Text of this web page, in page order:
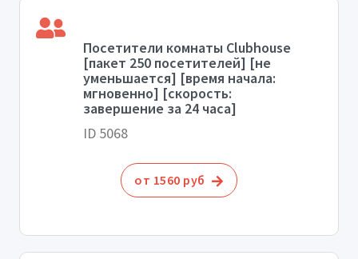
Посетители комнаты Clubhouse
[пакет 250 посетителей] [не
уменьшается] [время начала:
мгновенно] [скорость:
завершение за 24 часа]
ID 5068
от 1560 руб